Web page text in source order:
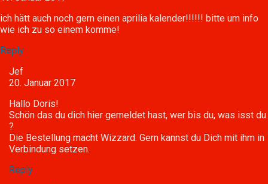
ich hätt auch noch gern einen aprilia kalender!!!!!! bitte um info
wie ich zu so einem komme!
Reply
Jef
20. Januar 2017
Hallo Doris!
Schön das du dich hier gemeldet hast, wer bis du, was isst du
?
Die Bestellung macht Wizzard. Gern kannst du Dich mit ihm in
Verbindung setzen.
Reply